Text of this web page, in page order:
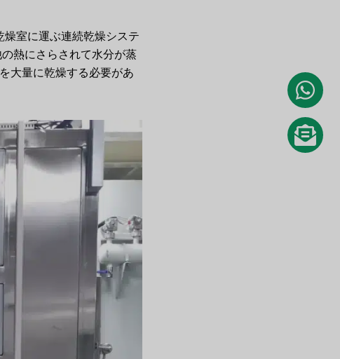
室に運ぶ連続乾燥システ
熱にさらされて水分が蒸
大量に乾燥する必要があ